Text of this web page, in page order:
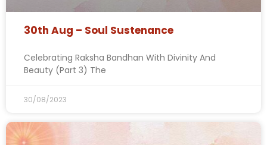
30th Aug – Soul Sustenance
Celebrating Raksha Bandhan With Divinity And
Beauty (Part 3) The
30/08/2023